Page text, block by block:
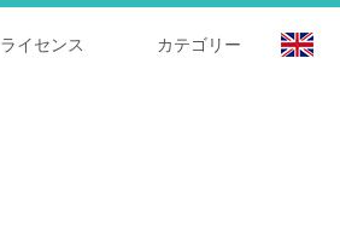
カテゴリー
ライセンス